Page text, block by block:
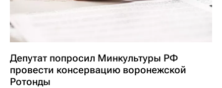
Депутат попросил Минкультуры РФ
провести консервацию воронежской
Ротонды